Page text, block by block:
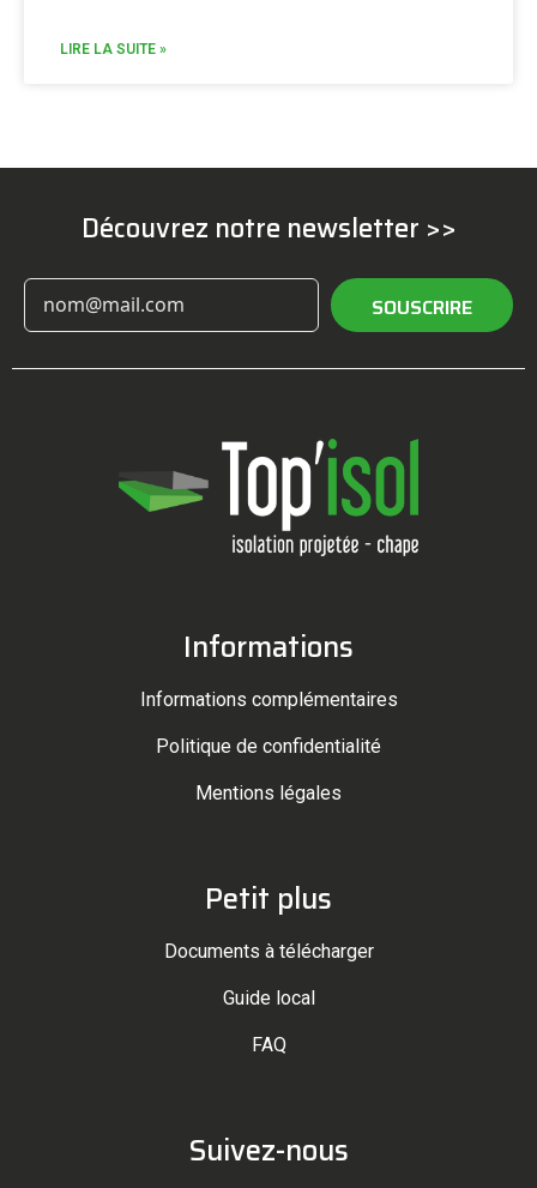
LIRE LA SUITE »
Découvrez notre newsletter >>
SOUSCRIRE
Informations
Informations complémentaires
Politique de confidentialité
Mentions légales
Petit plus
Documents à télécharger
Guide local
FAQ
Suivez-nous